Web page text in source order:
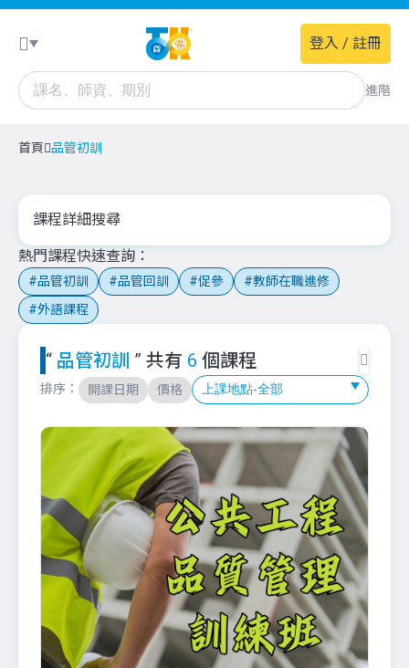
進階
登入 / 註冊
首頁 品管初訓
課程詳細搜尋
熱門課程快速查詢
品管初訓 品管回訓 促參
教師在職進修
外語課程
“ 品管初訓 ” 共有 6 個課程
排序： 開課日期 價格